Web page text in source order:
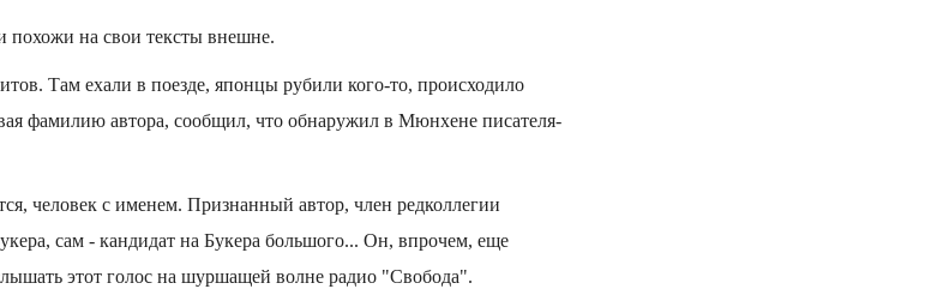
похожи на свои тексты внешне.
Там ехали в поезде, японцы рубили кого-то, происходило
фамилию автора, сообщил, что обнаружил в Мюнхене писателя-
человек с именем. Признанный автор, член редколлегии
сам - кандидат на Букера большого... Он, впрочем, еще
этот голос на шуршащей волне радио "Свобода".